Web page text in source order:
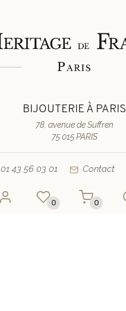
BIJOUTERIE À PARIS
78, avenue de Suffren
75 015 PARIS
01 43 56 03 01 Contact
0 0